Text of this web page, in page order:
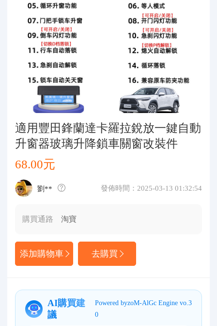
最新公告
物流資訊
代購問答
關於我們
適用豐田鋒蘭達卡羅拉銳放一鍵自動
升窗器玻璃升降鎖車關窗改裝件
68.00元
劉** 發佈時間：2025-03-13 01:32:54
購買通路 淘寶
添加購物車 去購買
AI購買建
議
Powered byzoM-AlGc Engine vo.3
0